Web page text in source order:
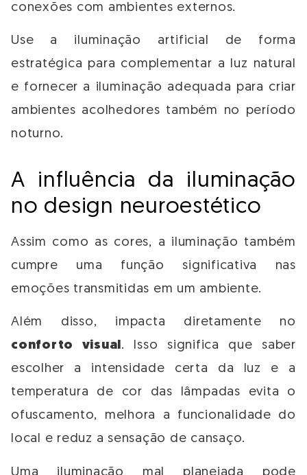
conexões com ambientes externos.
Use a iluminação artificial de forma
estratégica para complementar a luz natural
e fornecer a iluminação adequada para criar
ambientes acolhedores também no período
noturno.
A influência da iluminação
no design neuroestético
Assim como as cores, a iluminação também
cumpre uma função significativa nas
emoções transmitidas em um ambiente.
Além disso, impacta diretamente no
conforto visual. Isso significa que saber
escolher a intensidade certa da luz e a
temperatura de cor das lâmpadas evita o
ofuscamento, melhora a funcionalidade do
local e reduz a sensação de cansaço.